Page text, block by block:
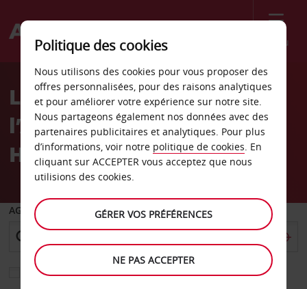
Menu
Welcome
AvisLa location de voiture à
l’Aéroport de Londres
Heathrow (LHR)
AGENCE DE DÉPART
Sélectionnez une autre agence de retour
Politique des cookies
Nous utilisons des cookies pour vous proposer des
offres personnalisées, pour des raisons analytiques
et pour améliorer votre expérience sur notre site.
Nous partageons également nos données avec des
partenaires publicitaires et analytiques. Pour plus
d’informations, voir notre politique de cookies. En
cliquant sur ACCEPTER vous acceptez que nous
utilisions des cookies.
GÉRER VOS PRÉFÉRENCES
NE PAS ACCEPTER